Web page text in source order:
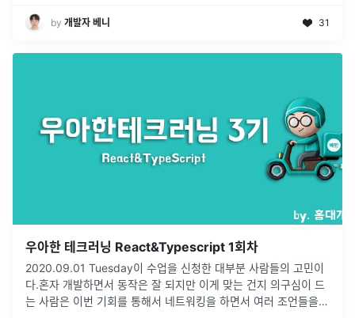
by 개발자 베니 31
우아한 테크러닝 React&Typescript 1회차
2020.09.01 Tuesday이 수업을 신청한 대부분 사람들의 고민이
다.혼자 개발하면서 동작은 잘 되지만 이게 맞는 건지 의구심이 드
는 사람은 이번 기회를 통해서 네트워킹을 하면서 여러 조언들을